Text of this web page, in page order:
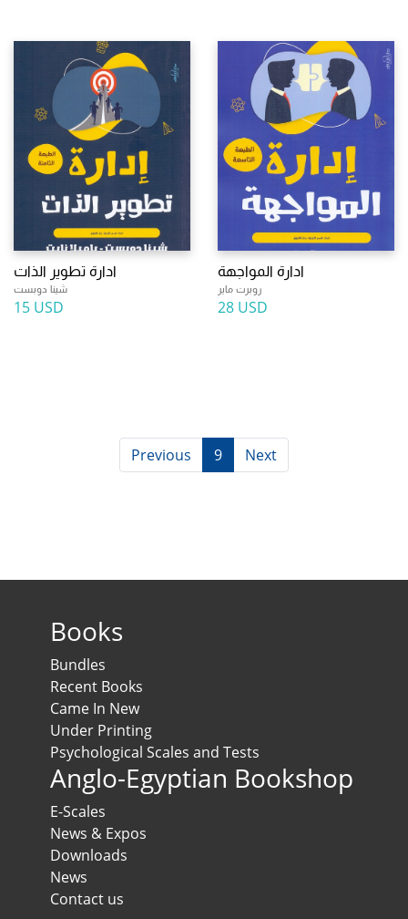
ادارة تطوير الذات
شينا دوبست
15 USD
ادارة المواجهة
روبرت ماير
28 USD
Previous 9 Next
Books
Bundles
Recent Books
Came In New
Under Printing
Psychological Scales and Tests
Anglo-Egyptian Bookshop
E-Scales
News & Expos
Downloads
News
Contact us